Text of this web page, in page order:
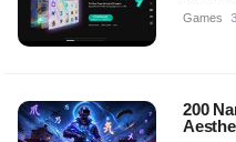
Games
200